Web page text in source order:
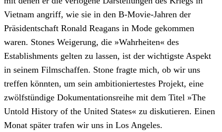
Vietnam angriff, wie sie in den B-Movie-Jahren der
Präsidentschaft Ronald Reagans in Mode gekommen
waren. Stones Weigerung, die »Wahrheiten« des
Establishments gelten zu lassen, ist der wichtigste Aspekt
in seinem Filmschaffen. Stone fragte mich, ob wir uns
treffen könnten, um sein ambitioniertestes Projekt, eine
zwölfstündige Dokumentationsreihe mit dem Titel »The
Untold History of the United States« zu diskutieren. Einen
Monat später trafen wir uns in Los Angeles.